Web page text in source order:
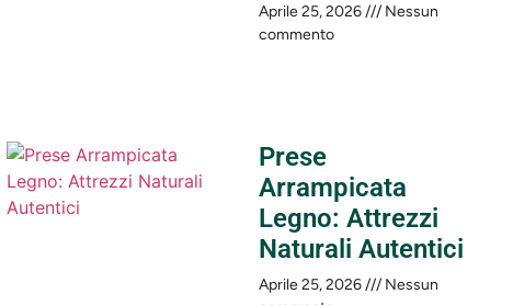
Aprile 25, 2026
Nessun
commento
Prese
Arrampicata
Legno: Attrezzi
Naturali Autentici
Aprile 25, 2026
Nessun